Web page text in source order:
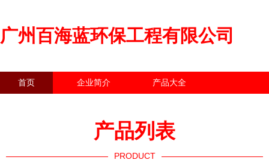
广州百海蓝环保工程有限公司
首页 企业简介 产品大全
产品列表
PRODUCT